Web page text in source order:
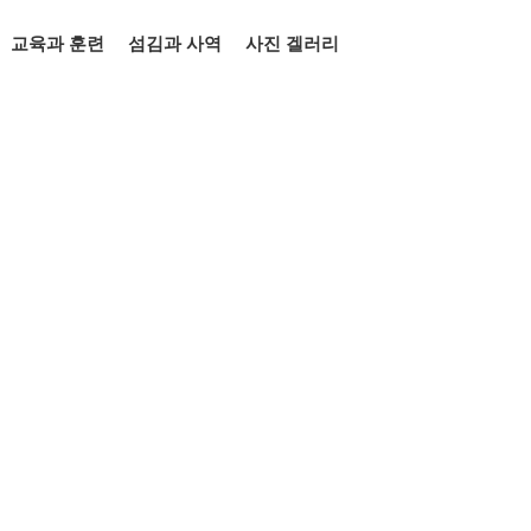
교육과 훈련 섬김과 사역 사진 겔러리